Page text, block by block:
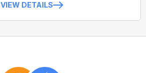
VIEW DETAILS